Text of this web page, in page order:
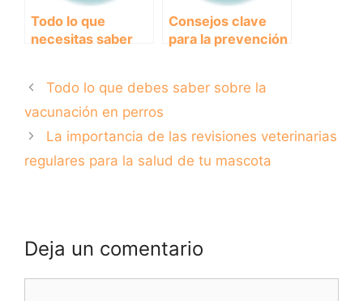
Todo lo que
necesitas saber
externos en tus
mascotas
Consejos clave
para la prevención
hogar y en el
Todo lo que debes saber sobre la
vacunación en perros
La importancia de las revisiones veterinarias
regulares para la salud de tu mascota
Deja un comentario